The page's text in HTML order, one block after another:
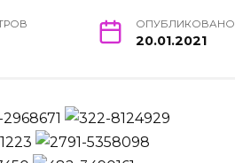
ОПУБЛИКОВАНО
20.01.2021